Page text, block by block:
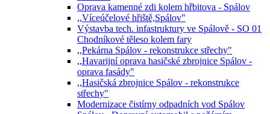
Oprava kamenné zdi kolem hřbitova - Spálov
,,Víceúčelové hřiště,Spálov"
Výstavba tech. infastruktury ve Spálově - SO 01
Chodníkové těleso kolem fary
,,Pekárna Spálov - rekonstrukce střechy"
,,Havarijní oprava hasičské zbrojnice Spálov -
oprava fasády"
,,Hasičská zbrojnice Spálov - rekonstrukce
střechy"
Modernizace čistírny odpadních vod Spálov